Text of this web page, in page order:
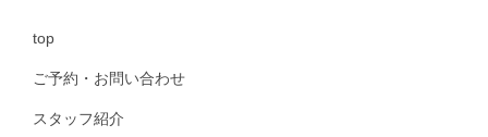
top
ご予約・お問い合わせ
スタッフ紹介